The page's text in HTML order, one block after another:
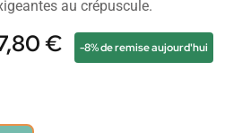
au crépuscule.
€ -8% de remise aujourd'hui